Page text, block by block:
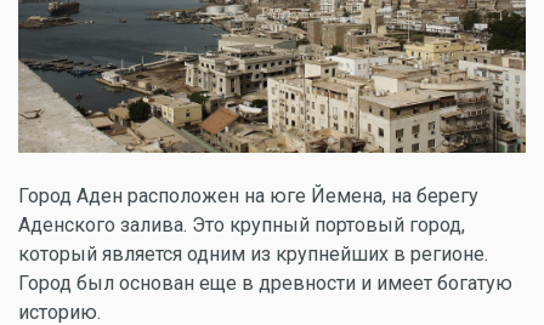
Город Аден расположен на юге Йемена, на берегу
Аденского залива. Это крупный портовый город,
который является одним из крупнейших в регионе.
Город был основан еще в древности и имеет богатую
историю.